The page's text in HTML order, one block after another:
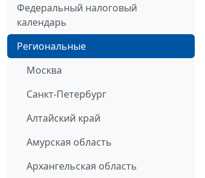
Федеральный налоговый
календарь
Региональные
Москва
Санкт-Петербург
Алтайский край
Амурская область
Архангельская область